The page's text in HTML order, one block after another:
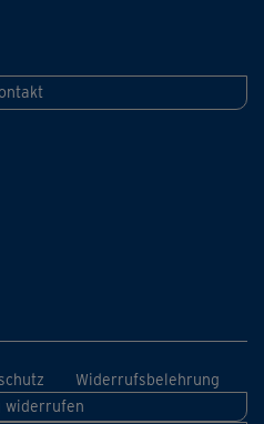
schon ein paar Mal gemacht
Version wechseln.
die Bewegungen
kontrolliert auszuführen,
sind.
Widerrufsbelehrung
widerrufen